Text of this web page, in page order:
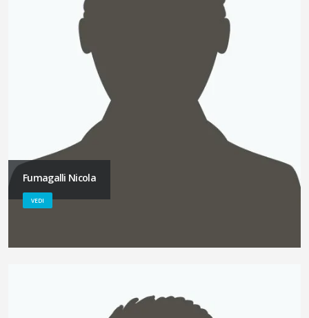
Fumagalli Nicola
VEDI